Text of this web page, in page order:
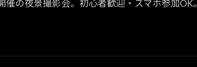
の夜景撮影会。初心者歓迎・スマホ参加OK。